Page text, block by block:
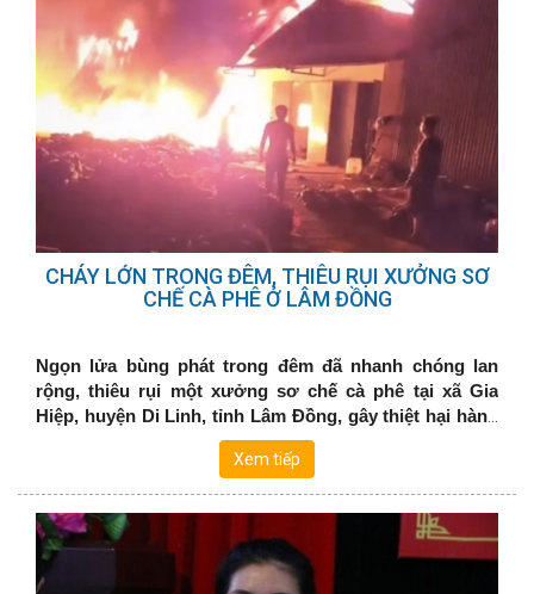
CHÁY LỚN TRONG ĐÊM, THIÊU RỤI XƯỞNG SƠ
CHẾ CÀ PHÊ Ở LÂM ĐỒNG
Ngọn lửa bùng phát trong đêm đã nhanh chóng lan
rộng, thiêu rụi một xưởng sơ chế cà phê tại xã Gia
Hiệp, huyện Di Linh, tỉnh Lâm Đồng, gây thiệt hại hàng
Xem tiếp